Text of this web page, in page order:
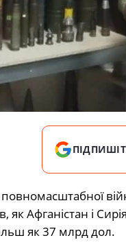
як Афганістан і
як 37 млрд дол.